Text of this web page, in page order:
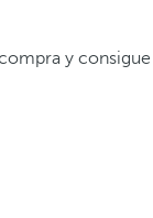
y consigue